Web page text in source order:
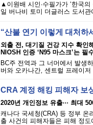
▲이원배 시인·수필가가 ‘한국
일 버나비 토미 더글러스 도서관
“산불 연기 이렇게 대처하
외출 전, 대기질 건강 지수 확인
NIOSH 인증 ‘N95 마스크’는 필
BC주 전역과 그 너머에서 발생
버와 오카나간, 센트럴 프레이
CRA 계정 해킹 피해자 보
2020년 개인정보 유출··· 최대
캐나다 국세청(CRA) 등 정부 온
출 사건의 피해자들은 피해 정